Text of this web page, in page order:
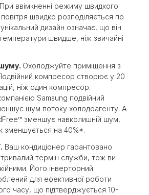
ввімкненні режиму швидкого
швидко розподіляється по
унікальний дизайн означає, що він
швидше, ніж звичайні
Охолоджуйте приміщення з
компресор створює у 20
ніж один компресор.
Samsung подвійний
шум потоку холодоагенту. А
зменшує навколишній шум,
зменшується на 40%*.
Ваш кондиціонер гарантовано
термін служби, тож ви
Його інверторний
для ефективної роботи
часу, що підтверджується 10-